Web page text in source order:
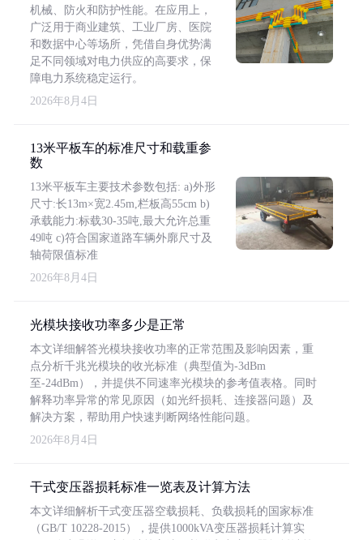
机械、防火和防护性能。在应用上，
广泛用于商业建筑、工业厂房、医院
和数据中心等场所，凭借自身优势满
足不同领域对电力供应的高要求，保
障电力系统稳定运行。
2026年8月4日
13米平板车的标准尺寸和载重参
数
13米平板车主要技术参数包括: a)外形
尺寸:长13m×宽2.45m,栏板高55cm b)
承载能力:标载30-35吨,最大允许总重
49吨 c)符合国家道路车辆外廓尺寸及
轴荷限值标准
2026年8月4日
光模块接收功率多少是正常
本文详细解答光模块接收功率的正常范围及影响因素，重
点分析千兆光模块的收光标准（典型值为-3dBm
至-24dBm），并提供不同速率光模块的参考值表格。同时
解释功率异常的常见原因（如光纤损耗、连接器问题）及
解决方案，帮助用户快速判断网络性能问题。
2026年8月4日
干式变压器损耗标准一览表及计算方法
本文详细解析干式变压器空载损耗、负载损耗的国家标准
（GB/T 10228-2015），提供1000kVA变压器损耗计算实